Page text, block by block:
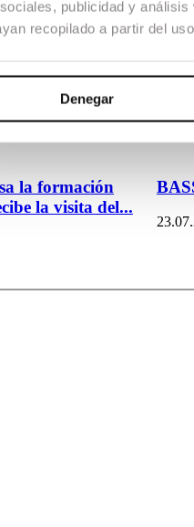
publicidad y
recopilado a partir del
Denegar
la formación
la visita del...